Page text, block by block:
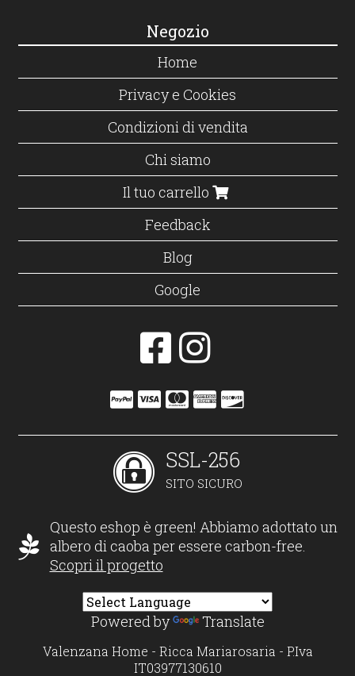
Negozio
Home
Privacy e Cookies
Condizioni di vendita
Chi siamo
Il tuo carrello
Feedback
Blog
Google
SSL-256
SITO SICURO
Questo eshop è green! Abbiamo adottato un
albero di caoba per essere carbon-free.
Scopri il progetto
Powered by Translate
Valenzana Home - Ricca Mariarosaria - P.Iva
IT03977130610